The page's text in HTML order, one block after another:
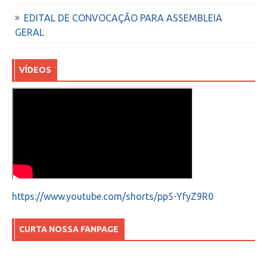
EDITAL DE CONVOCAÇÃO PARA ASSEMBLEIA
GERAL
VÍDEOS
https://www.youtube.com/shorts/pp5-YfyZ9R0
CURTA NOSSA FANPAGE